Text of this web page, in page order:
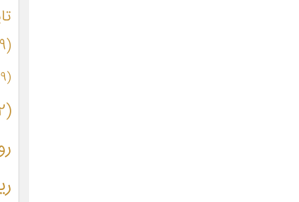
(89)
(59)
(172)